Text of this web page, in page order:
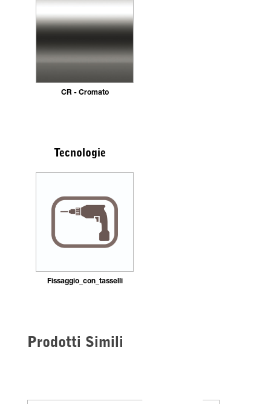
CR - Cromato
Tecnologie
Fissaggio_con_tasselli
Prodotti Simili